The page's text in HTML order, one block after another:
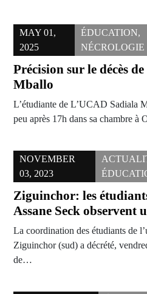
MAY 01,
2025
ÉDUCATION,
NÉCROLOGIE
Précision sur le décès
Mballo
L’étudiante de L’UCAD Sadiala
peu après 17h dans sa chambre
NOVEMBER
03, 2023
Ziguinchor: les
Assane Seck observent
La coordination des étudiants de
Ziguinchor (sud) a décrété,
de…